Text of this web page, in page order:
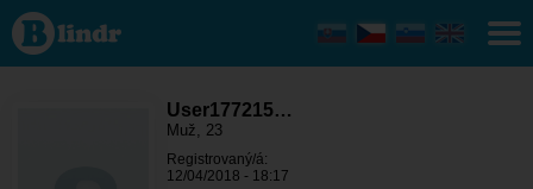
User177215509
- On hledá
někoho
Pakistan
User177215…
Muž, 23
Registrovaný/á:
12/04/2018 - 18:17